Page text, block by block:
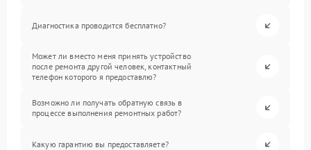
Диагностика проводится бесплатно?
Может ли вместо меня принять устройство
после ремонта другой человек, контактный
телефон которого я предоставлю?
Возможно ли получать обратную связь в
процессе выполнения ремонтных работ?
Какую гарантию вы предоставляете?